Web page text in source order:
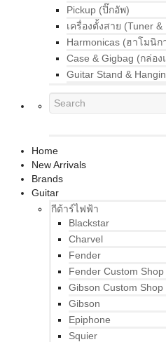
Pickup (ปิ๊กอัพ)
เครื่องตั้งสาย (Tuner
Harmonicas (ฮาโมนิก
Case & Gigbag (กล่อ
Guitar Stand &
Home
New Arrivals
Brands
Guitar
กีต้าร์ไฟฟ้า
Blackstar
Charvel
Fender
Fender Custom Shop
Gibson Custom Shop
Gibson
Epiphone
Squier